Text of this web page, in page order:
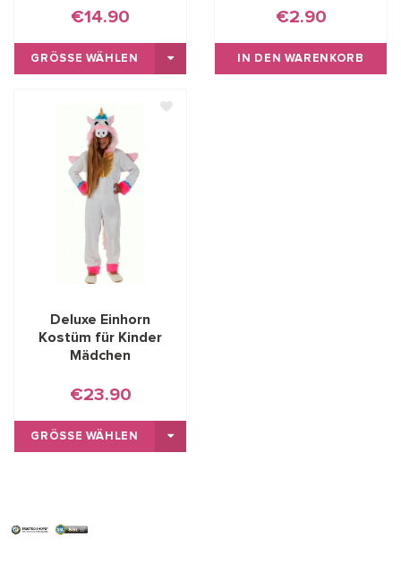
€14.90
GRÖSSE WÄHLEN
€2.90
IN DEN WARENKORB
Deluxe Einhorn
Kostüm für Kinder
Mädchen
€23.90
GRÖSSE WÄHLEN